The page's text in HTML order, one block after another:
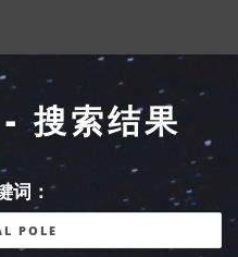
搜索结果
词：